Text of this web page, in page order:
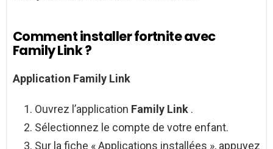
Comment installer fortnite avec
Family Link ?
Application Family Link
Ouvrez l’application Family Link .
Sélectionnez le compte de votre enfant.
Sur la fiche « Applications installées », appuyez